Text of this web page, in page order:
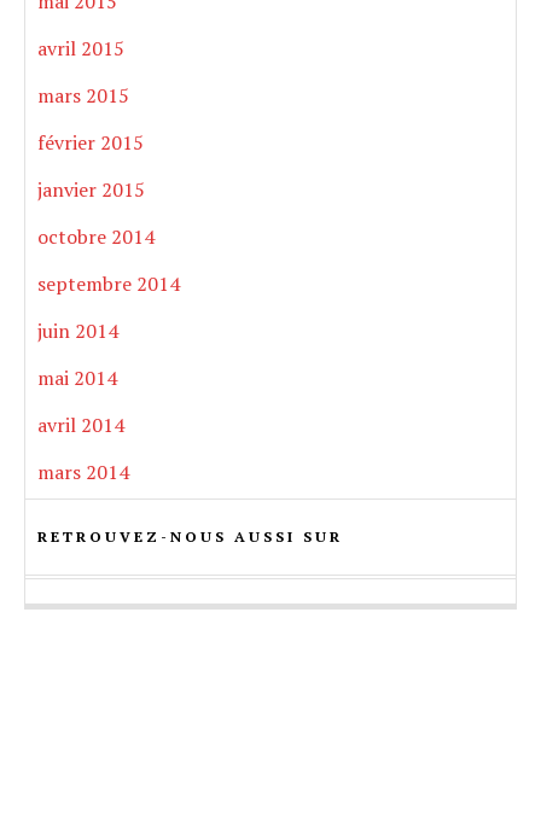
avril 2015
mars 2015
février 2015
janvier 2015
octobre 2014
septembre 2014
juin 2014
mai 2014
avril 2014
mars 2014
RETROUVEZ-NOUS AUSSI SUR